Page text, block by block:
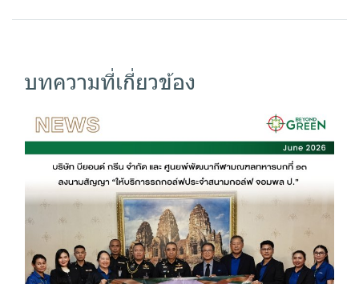
บทความที่เกี่ยวข้อง